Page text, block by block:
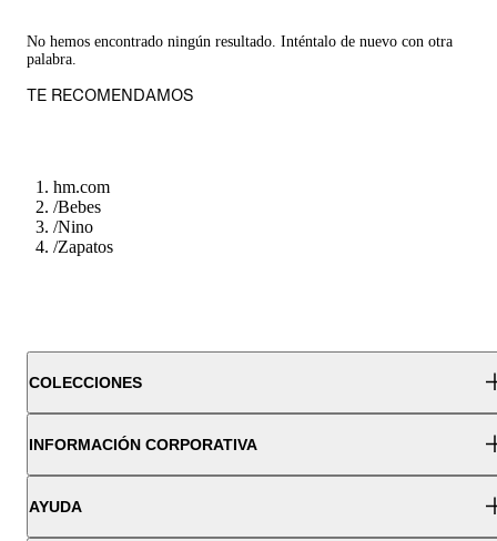
No hemos encontrado ningún resultado. Inténtalo de nuevo con otra
palabra.
TE RECOMENDAMOS
hm.com
/Bebes
/Nino
/Zapatos
COLECCIONES
INFORMACIÓN CORPORATIVA
AYUDA